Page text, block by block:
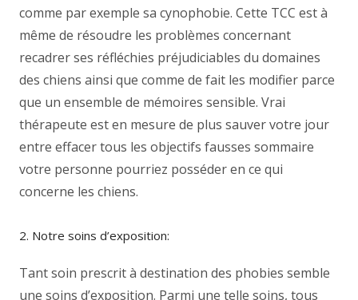
comme par exemple sa cynophobie. Cette TCC est à
même de résoudre les problèmes concernant
recadrer ses réfléchies préjudiciables du domaines
des chiens ainsi que comme de fait les modifier parce
que un ensemble de mémoires sensible. Vrai
thérapeute est en mesure de plus sauver votre jour
entre effacer tous les objectifs fausses sommaire
votre personne pourriez posséder en ce qui
concerne les chiens.
2. Notre soins d’exposition:
Tant soin prescrit à destination des phobies semble
une soins d’exposition. Parmi une telle soins, tous